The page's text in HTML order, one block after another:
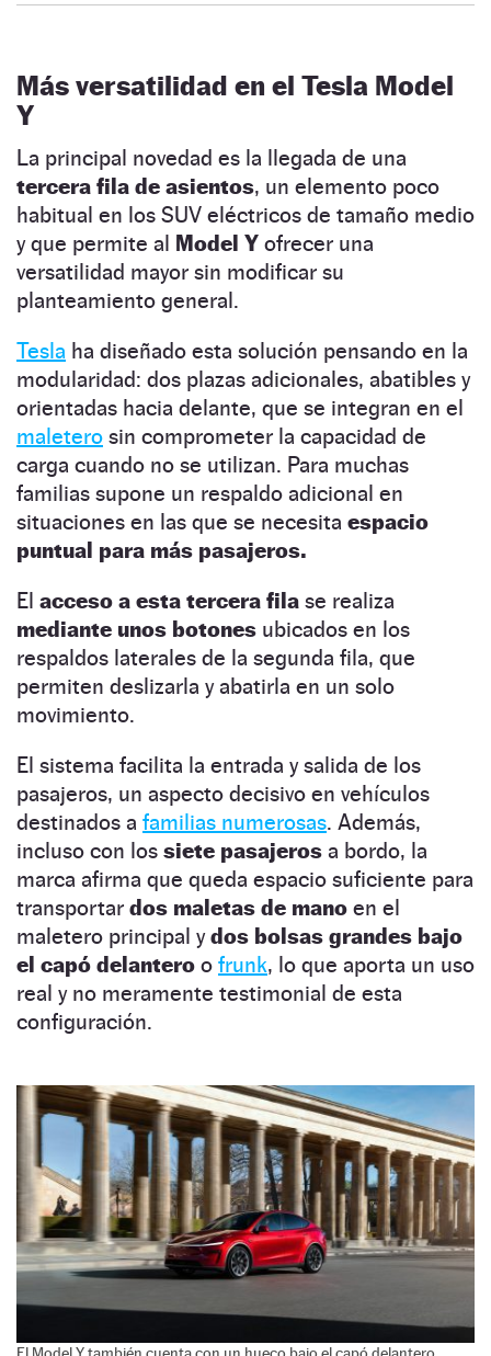
Más versatilidad en el Tesla Model
Y
La principal novedad es la llegada de una
tercera fila de asientos, un elemento poco
habitual en los SUV eléctricos de tamaño medio
y que permite al Model Y ofrecer una
versatilidad mayor sin modificar su
planteamiento general.
Tesla ha diseñado esta solución pensando en la
modularidad: dos plazas adicionales, abatibles y
orientadas hacia delante, que se integran en el
maletero sin comprometer la capacidad de
carga cuando no se utilizan. Para muchas
familias supone un respaldo adicional en
situaciones en las que se necesita espacio
puntual para más pasajeros.
El acceso a esta tercera fila se realiza
mediante unos botones ubicados en los
respaldos laterales de la segunda fila, que
permiten deslizarla y abatirla en un solo
movimiento.
El sistema facilita la entrada y salida de los
pasajeros, un aspecto decisivo en vehículos
destinados a familias numerosas. Además,
incluso con los siete pasajeros a bordo, la
marca afirma que queda espacio suficiente para
transportar dos maletas de mano en el
maletero principal ydos bolsas grandes bajo
el capó delantero o frunk, lo que aporta un uso
real y no meramente testimonial de esta
configuración.